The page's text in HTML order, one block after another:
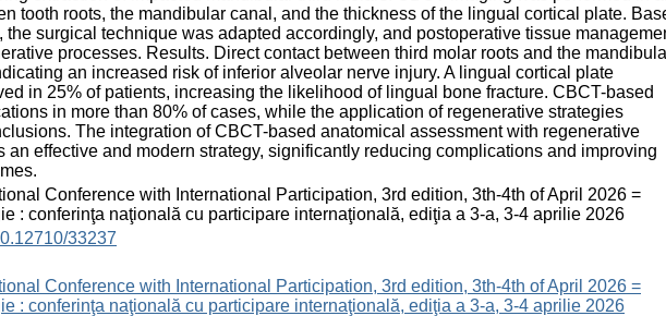
tooth roots, the mandibular canal, and the thickness of the lingual cortical plate.
surgical technique was adapted accordingly, and postoperative tissue
processes. Results. Direct contact between third molar roots and the
an increased risk of inferior alveolar nerve injury. A lingual cortical plate
in 25% of patients, increasing the likelihood of lingual bone fracture. CBCT-based
in more than 80% of cases, while the application of regenerative strategies
The integration of CBCT-based anatomical assessment with regenerative
effective and modern strategy, significantly reducing complications and improving
Conference with International Participation, 3rd edition, 3th-4th of April 2026 =
: conferinţa naţională cu participare internaţională, ediţia a 3-a, 3-4 aprilie 2026
33237
Conference with International Participation, 3rd edition, 3th-4th of April 2026 =
: conferinţa naţională cu participare internaţională, ediţia a 3-a, 3-4 aprilie 2026